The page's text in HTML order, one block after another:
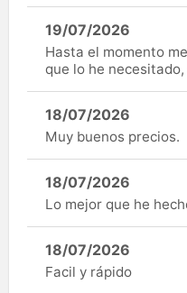
19/07/2026
Hasta el momento
que lo he
18/07/2026
Muy buenos precios.
18/07/2026
Lo mejor que he
18/07/2026
Facil y rápido